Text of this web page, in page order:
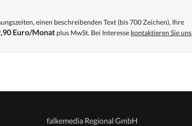
einen beschreibenden Text (bis 700 Zeichen), Ihre
Euro/Monat plus MwSt. Bei Interesse kontaktieren Sie uns
falkemedia Regional GmbH